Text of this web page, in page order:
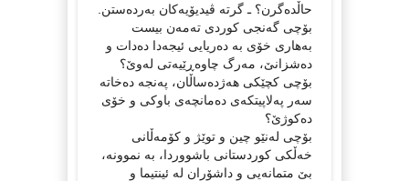
حاڵدەگرن؟ ـ گرتە ڤیدیۆیەکان بەردەستن.
بۆچی گەنجی کوردی تەمەن بیست
بەهاری خۆی بە دەریایی ئیجەدا دەدات و
دەشزانێ، مەرگ چاوەڕێیەتی لەوێ؟
بۆچی کچێکی هەژدەساڵان، پەنجە دەخاتە
سەر پەلاپیتکەی دەمانچەی باوکی و خۆی
دەکوژێ؟
بۆچی لەنێو چین و توێژ و کۆمەڵانی
خەڵکی کوردستانی باشووردا، بە نموونە،
بێ متمانەیی و داشۆران لە ئینتیما و